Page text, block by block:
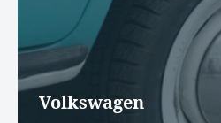
Volkswagen